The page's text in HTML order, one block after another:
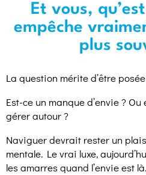
Et vous,
empêche
plus
La question mérite d’être
Est-ce un manque d’envie ?
gérer autour ?
Naviguer devrait rester un
mentale. Le vrai luxe,
les amarres quand l’envie est là.